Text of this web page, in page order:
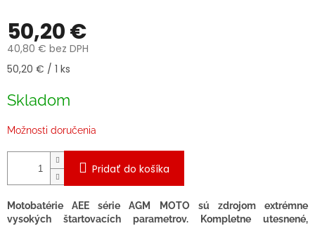
50,20 €
40,80 € bez DPH
Jednotková
50,20 € / 1 ks
Skladom
Možnosti doručenia
Pridať do košíka
Motobatérie AEE série AGM MOTO sú zdrojom extrémne
vysokých štartovacích parametrov. Kompletne utesnené,